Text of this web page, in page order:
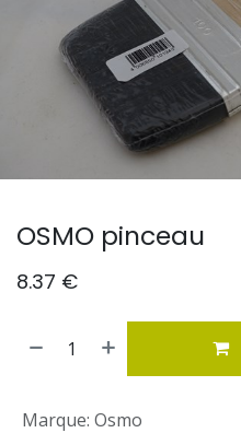
OSMO pinceau
8.37 €
Marque: Osmo